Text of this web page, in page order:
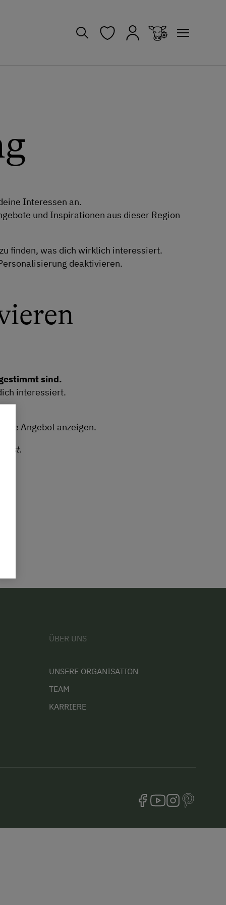
Interessen an.
und Inspirationen aus dieser Region
finden, was dich wirklich interessiert.
deaktivieren.
sind.
interessiert.
Angebot anzeigen.
ÜBER UNS
UNSERE ORGANISATION
TEAM
KARRIERE